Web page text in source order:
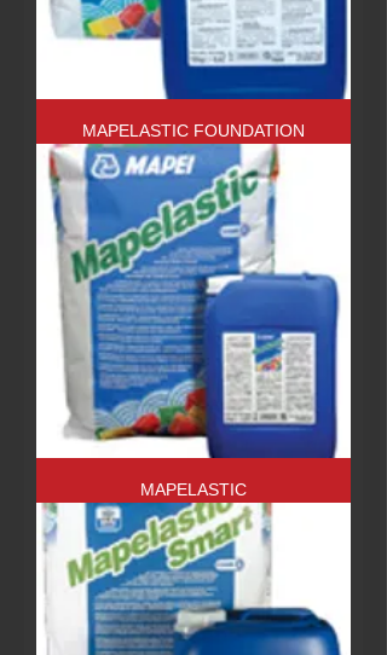
MAPELASTIC FOUNDATION
MAPELASTIC